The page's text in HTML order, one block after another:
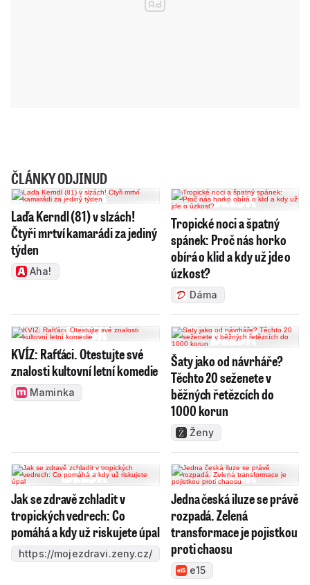
ČLÁNKY ODJINUD
Laďa Kerndl (81) v slzách!
Čtyři mrtví kamarádi za jediný
týden
Aha!
Tropické noci a špatný
spánek: Proč nás horko
obírá o klid a kdy už jde o
úzkost?
Dáma
KVÍZ: Rafťáci. Otestujte své
znalosti kultovní letní komedie
Maminka
Šaty jako od návrháře?
Těchto 20 seženete v
běžných řetězcích do
1000 korun
Ženy
Jak se zdravě zchladit v
tropických vedrech: Co
pomáhá a kdy už riskujete úpal
https://mojezdravi.zeny.cz/
Jedna česká iluze se právě
rozpadá. Zelená
transformace je pojistkou
proti chaosu
e15